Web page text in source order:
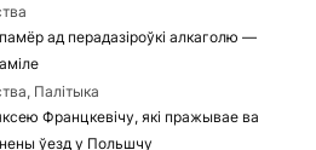
ад перадазіроўкі алкаголю —
Палітыка
Францкевічу, які пражывае ва
ўезд у Польшчу